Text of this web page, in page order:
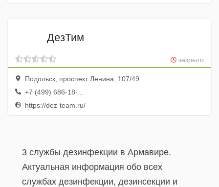
ДезТим
закрыто
Подольск, проспект Ленина, 107/49
+7 (499) 686-18-...
https://dez-team.ru/
3 службы дезинфекции в Армавире.
Актуальная информация обо всех
службах дезинфекции, дезинсекции и